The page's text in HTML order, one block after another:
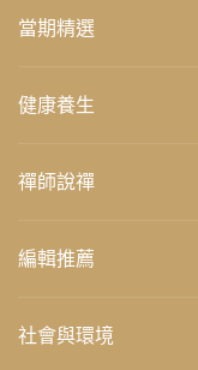
當期精選
健康養生
禪師說禪
編輯推薦
社會與環境